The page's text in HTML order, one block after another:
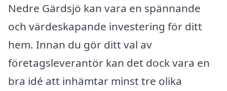
Nedre Gärdsjö kan vara en spännande
och värdeskapande investering för ditt
hem. Innan du gör ditt val av
företagsleverantör kan det dock vara en
bra idé att inhämtar minst tre olika